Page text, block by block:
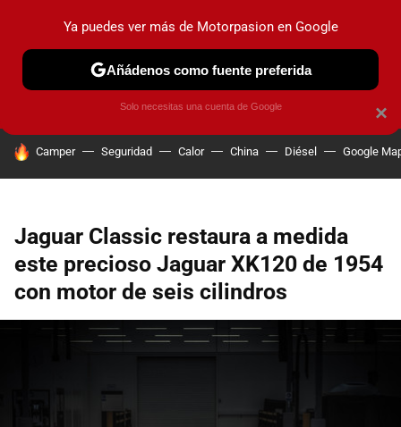
PRUEBAS COCHES ELÉCTRICOS OBSERVATORIO
HOY SE HABLA DE
Camper Seguridad Calor China Diésel Google
Jaguar Classic restaura a medida
este precioso Jaguar XK120 de 1954
con motor de seis cilindros
×
Ya puedes ver más de Motorpasion en Google
Añádenos como fuente preferida
Solo necesitas una cuenta de Google